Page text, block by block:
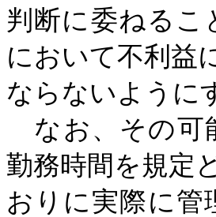
判断に委ねるこ
において不利益
ならないように
なお、その可
勤務時間を規定
おりに実際に管